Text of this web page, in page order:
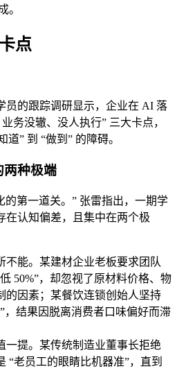
。
点
员的跟踪调研显示，企业在 AI 落
务没辙、没人执行” 三大卡点，
” 到 “做到” 的障碍。
两种极端
的第一道关。” 张雷指出，一期学
在认知偏差，且集中在两个极
不能。某建材企业老板要求团队
50%”，却忽视了原材料价格、物
的因素；某餐饮连锁创始人坚持
，结果因脱离消费者口味偏好而滞
一提。某传统制造业董事长拒绝
“老员工的眼睛比机器准”，直到